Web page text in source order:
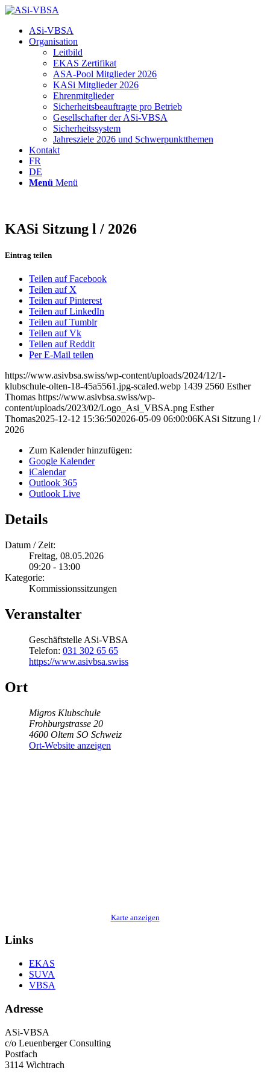
Hauptnavigation
ASi-VBSA
Organisation
Leitbild
EKAS Zertifikat
ASA-Pool Mitglieder 2026
KASi Mitglieder 2026
Ehrenmitglieder
Sicherheitsbeauftragte pro Betrieb
Gesellschafter der ASi-VBSA
Sicherheitssystem
Jahresziele 2026 und Schwerpunktthemen
Kontakt
FR
DE
Menü Menü
KASi Sitzung l / 2026
Eintrag teilen
Teilen auf Facebook
Teilen auf X
Teilen auf Pinterest
Teilen auf LinkedIn
Teilen auf Tumblr
Teilen auf Vk
Teilen auf Reddit
Per E-Mail teilen
https://www.asivbsa.swiss/wp-content/uploads/2024/12/1-
klubschule-olten-18-45a5561.jpg-scaled.webp 1439 2560 Esther
Thomas https://www.asivbsa.swiss/wp-
content/uploads/2023/02/Logo_Asi_VBSA.png Esther
Thomas2025-12-12 15:36:502026-05-09 06:00:06KASi Sitzung l /
2026
Zum Kalender hinzufügen:
Google Kalender
iCalendar
Outlook 365
Outlook Live
Details
Datum / Zeit:
Freitag, 08.05.2026
09:20 - 13:00
Kategorie:
Kommissionssitzungen
Veranstalter
Geschäftstelle ASi-VBSA
Telefon: 031 302 65 65
https://www.asivbsa.swiss
Ort
Migros Klubschule
Frohburgstrasse 20
4600 Oltem SO Schweiz
Ort-Website anzeigen
Karte anzeigen
Links
EKAS
SUVA
VBSA
Adresse
ASi-VBSA
c/o Leuenberger Consulting
Postfach
3114 Wichtrach